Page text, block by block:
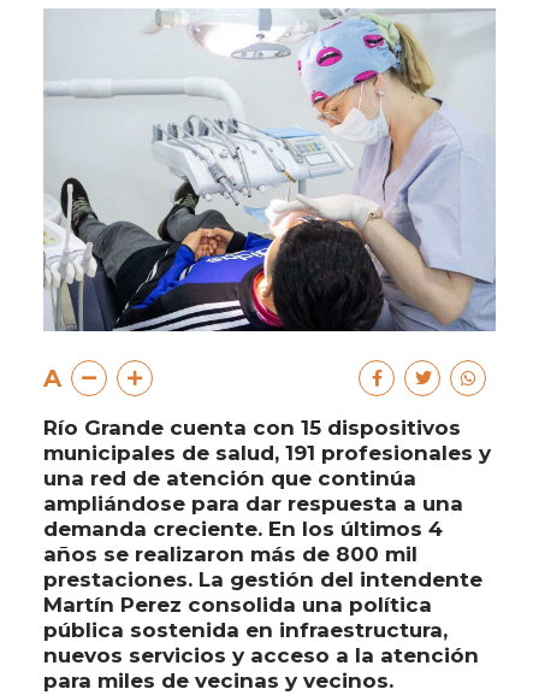
A
Río Grande cuenta con 15 dispositivos
municipales de salud, 191 profesionales y
una red de atención que continúa
ampliándose para dar respuesta a una
demanda creciente. En los últimos 4
años se realizaron más de 800 mil
prestaciones. La gestión del intendente
Martín Perez consolida una política
pública sostenida en infraestructura,
nuevos servicios y acceso a la atención
para miles de vecinas y vecinos.